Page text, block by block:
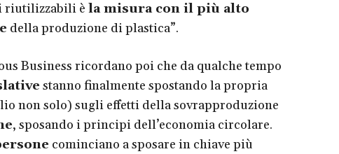
riutilizzabili è la misura con il più alto
della produzione di plastica”.
Business ricordano poi che da qualche tempo
stanno finalmente spostando la propria
non solo) sugli effetti della sovrapproduzione
, sposando i principi dell’economia circolare.
cominciano a sposare in chiave più